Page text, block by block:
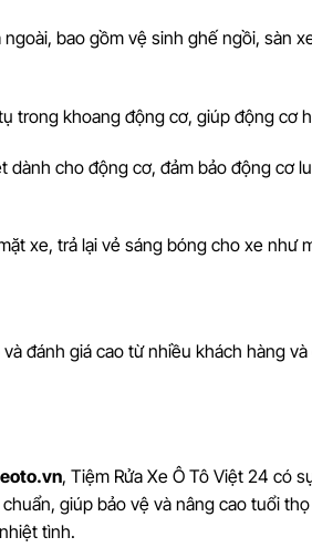
ngoài, bao gồm vệ sinh ghế ngồi, sàn
trong khoang động cơ, giúp động cơ
dành cho động cơ, đảm bảo động cơ
xe, trả lại vẻ sáng bóng cho xe như
đánh giá cao từ nhiều khách hàng
, Tiệm Rửa Xe Ô Tô Việt 24 có
giúp bảo vệ và nâng cao tuổi
tình.